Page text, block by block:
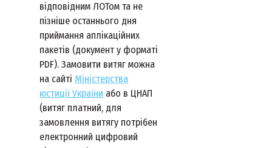
відповідним ЛОТом та не
пізніше останнього дня
приймання аплікаційних
пакетів (документ у форматі
PDF). Замовити витяг можна
на сайті Міністерства
юстиції України або в ЦНАП
(витяг платний, для
замовлення витягу потрібен
електронний цифровий